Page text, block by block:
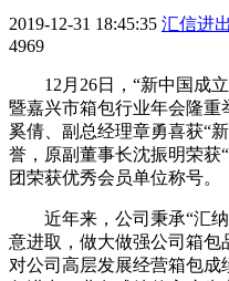
2019-12-31 18:45:35 汇信进
4969
12月26日，“新中国成
暨嘉兴市箱包行业年会隆重
奚倩、副总经理章勇喜获“
誉，原副董事长沈振明荣获
团荣获优秀会员单位称号。
近年来，公司秉承“汇
意进取，做大做强公司箱包
对公司高层发展经营箱包